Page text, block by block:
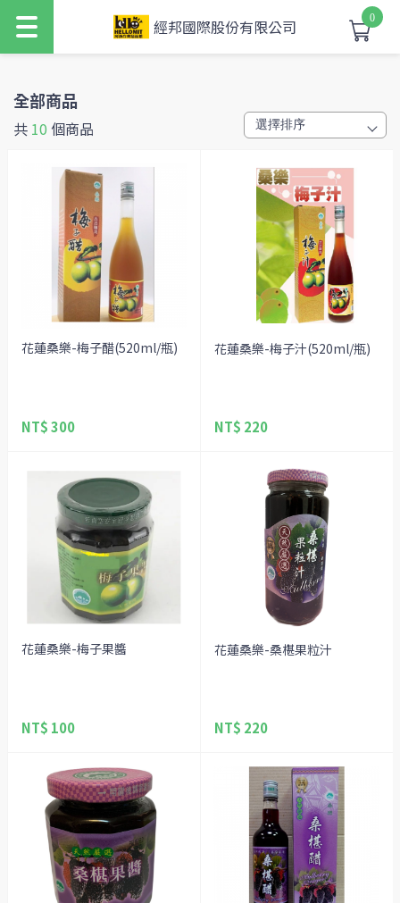
經邦國際股份有限公司 0
全部商品
共 10 個商品
花蓮桑樂-梅子醋(520ml/瓶)
NT$ 300
花蓮桑樂-梅子汁(520ml/瓶)
NT$ 220
花蓮桑樂-梅子果醬
NT$ 100
花蓮桑樂-桑椹果粒汁
NT$ 220